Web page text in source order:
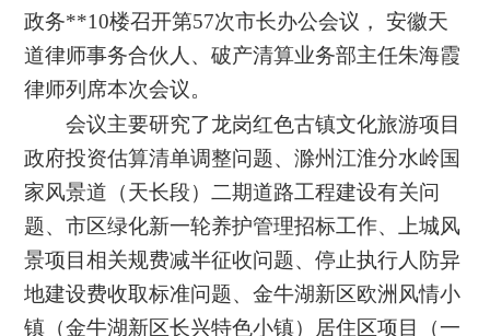
政务**10楼召开第57次市长办公会议，
安徽天
道律师事务合伙人、破产清算业务部主任朱海霞
律师列席本次会议。
会议主要研究了龙岗红色古镇文化旅游项目
政府投资估算清单调整问题、滁州江淮分水岭国
家风景道（天长段）二期道路工程建设有关问
题、市区绿化新一轮养护管理招标工作、上城风
景项目相关规费减半征收问题、停止执行人防异
地建设费收取标准问题、金牛湖新区欧洲风情小
镇（金牛湖新区长兴特色小镇）居住区项目（一